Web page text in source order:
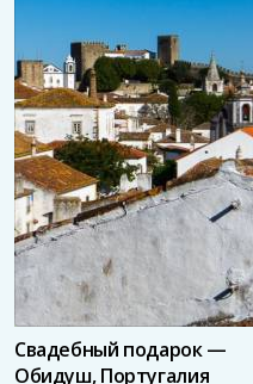
Свадебный подарок —
Обидуш, Португалия